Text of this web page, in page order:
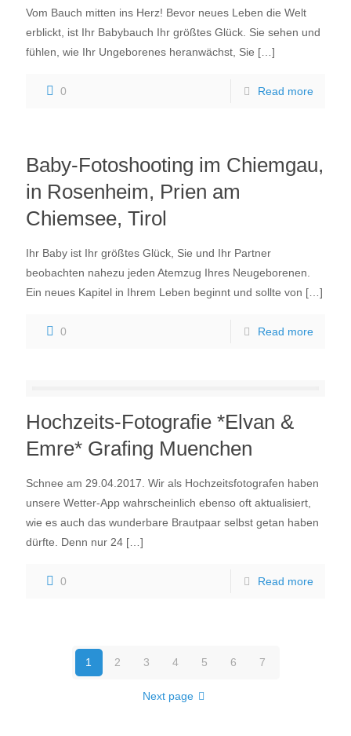
Vom Bauch mitten ins Herz! Bevor neues Leben die Welt
erblickt, ist Ihr Babybauch Ihr größtes Glück. Sie sehen und
fühlen, wie Ihr Ungeborenes heranwächst, Sie […]
0 Read more
Baby-Fotoshooting im Chiemgau,
in Rosenheim, Prien am
Chiemsee, Tirol
Ihr Baby ist Ihr größtes Glück, Sie und Ihr Partner
beobachten nahezu jeden Atemzug Ihres Neugeborenen.
Ein neues Kapitel in Ihrem Leben beginnt und sollte von […]
0 Read more
Hochzeits-Fotografie *Elvan &
Emre* Grafing Muenchen
Schnee am 29.04.2017. Wir als Hochzeitsfotografen haben
unsere Wetter-App wahrscheinlich ebenso oft aktualisiert,
wie es auch das wunderbare Brautpaar selbst getan haben
dürfte. Denn nur 24 […]
0 Read more
1 2 3 4 5 6 7
Next page